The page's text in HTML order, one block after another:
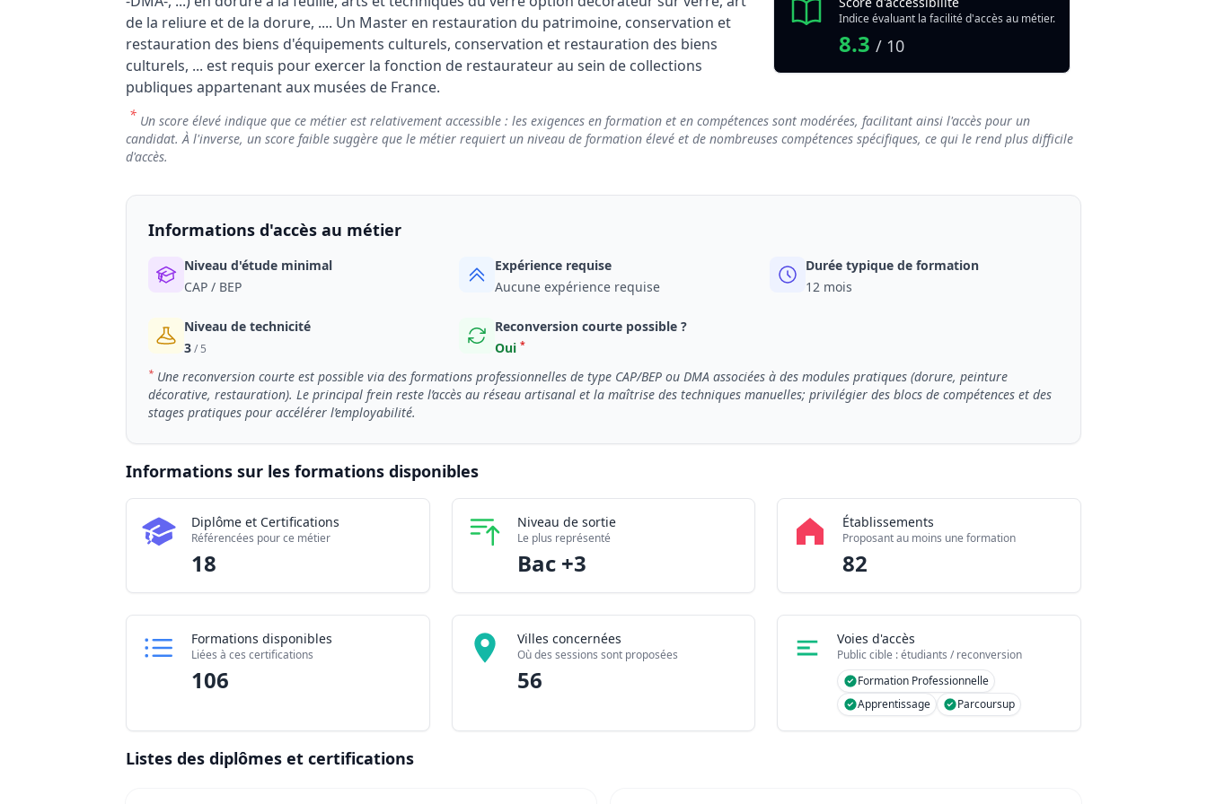
de la reliure et de la dorure, .... Un Master en restauration du patrimoine, conservation et
restauration des biens d'équipements culturels, conservation et restauration des biens
culturels, ... est requis pour exercer la fonction de restaurateur au sein de collections
publiques appartenant aux musées de France.
Indice évaluant la facilité d'accès au métier.
8.3/ 10
* Un score élevé indique que ce métier est relativement accessible : les exigences en formation et en compétences sont modérées, facilitant ainsi l'accès pour un
candidat. À l'inverse, un score faible suggère que le métier requiert un niveau de formation élevé et de nombreuses compétences spécifiques, ce qui le rend plus difficile
d'accès.
Informations d'accès au métier
Niveau d'étude minimal
CAP / BEP
Expérience requise
Aucune expérience requise
Durée typique de formation
12 mois
Niveau de technicité
3/ 5
Reconversion courte possible ?
Oui *
* Une reconversion courte est possible via des formations professionnelles de type CAP/BEP ou DMA associées à des modules pratiques (dorure, peinture
décorative, restauration). Le principal frein reste l’accès au réseau artisanal et la maîtrise des techniques manuelles; privilégier des blocs de compétences et des
stages pratiques pour accélérer l’employabilité.
Informations sur les formations disponibles
Chiffres clés de la formation Décorateur / Décoratrice d'objets d'art en 2026
Certifications disponibles
18
Diplôme et Certifications
Référencées pour ce métier
18
Niveau de sortie
Le plus représenté
Bac +3
Établissements
Proposant au moins une formation
82
Formations disponibles
Liées à ces certifications
106
Villes concernées
Où des sessions sont proposées
56
Voies d'accès
Public cible : étudiants / reconversion
Formation Professionnelle
Apprentissage
Parcoursup
Listes des diplômes et certifications